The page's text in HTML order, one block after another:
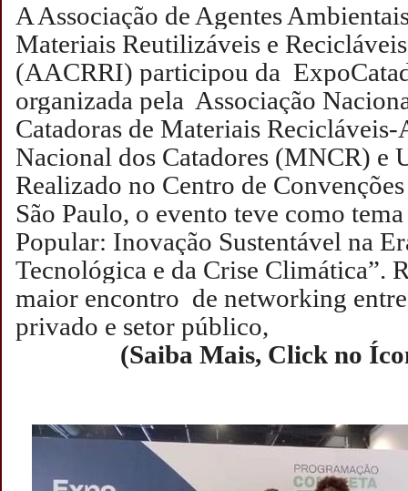
A Associação de Agentes
Materiais Reutilizáveis e
(AACRRI) participou da
organizada pela Associação
Catadoras de Materiais
Nacional dos Catadores (MNCR) e
Realizado no Centro de
São Paulo, o evento teve como
Popular: Inovação Sustentável na
Tecnológica e da Crise Climática”.
maior encontro de networking entre
privado e setor público,
(Saiba Mais, Click no